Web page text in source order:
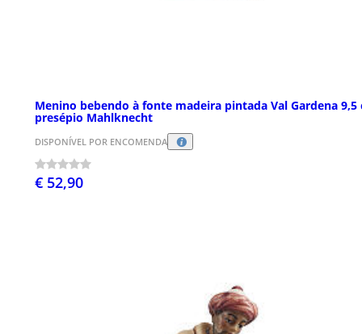
Menino bebendo à fonte madeira pintada Val Gardena 9,5
presépio Mahlknecht
DISPONÍVEL POR ENCOMENDA
€ 52,90